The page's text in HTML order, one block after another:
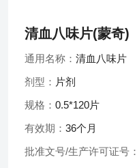
清血八味片(蒙奇)
通用名称： 清血八味片
剂型： 片剂
规格： 0.5*120片
有效期： 36个月
批准文号/生产许可证号：